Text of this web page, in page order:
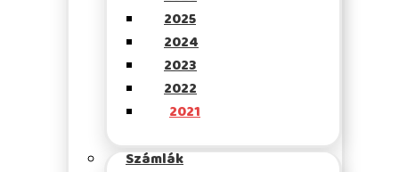
2025
2024
2023
2022
2021
Számlák